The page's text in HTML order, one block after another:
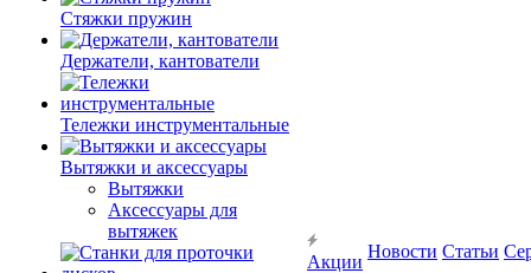
Стяжки пружин
Держатели, кантователи
Тележки инструментальные
Вытяжки и аксессуары
Вытяжки
Аксессуары для
вытяжек
Акции
Новости Статьи